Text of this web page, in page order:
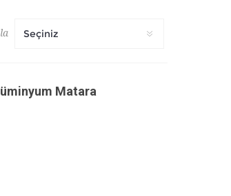
Matara